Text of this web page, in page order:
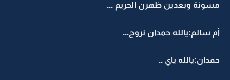
مسونة وبعدين ظهرن الحريم ...
أم سالم:يالله حمدان نروح...
حمدان:يالله ياي ..